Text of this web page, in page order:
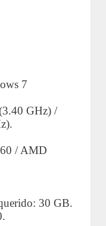
7
GHz) /
/ AMD
30 GB.